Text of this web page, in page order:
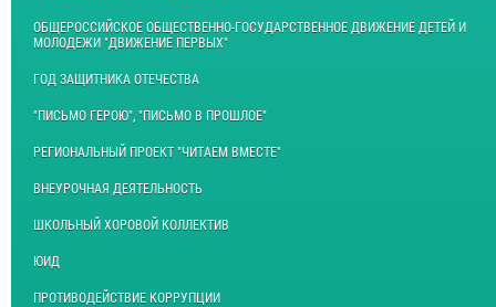
ОБЩЕРОССИЙСКОЕ ОБЩЕСТВЕННО-ГОСУДАРСТВЕННОЕ ДВИЖЕНИЕ ДЕТЕЙ И
МОЛОДЕЖИ "ДВИЖЕНИЕ ПЕРВЫХ"
ГОД ЗАЩИТНИКА ОТЕЧЕСТВА
"ПИСЬМО ГЕРОЮ", "ПИСЬМО В ПРОШЛОЕ"
РЕГИОНАЛЬНЫЙ ПРОЕКТ "ЧИТАЕМ ВМЕСТЕ"
ВНЕУРОЧНАЯ ДЕЯТЕЛЬНОСТЬ
ШКОЛЬНЫЙ ХОРОВОЙ КОЛЛЕКТИВ
ЮИД
ПРОТИВОДЕЙСТВИЕ КОРРУПЦИИ